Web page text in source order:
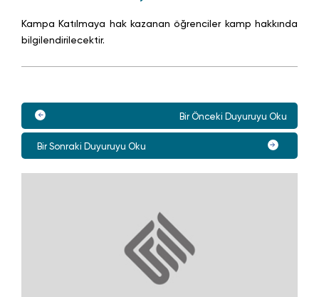
Kampa Katılmaya hak kazanan öğrenciler kamp hakkında
bilgilendirilecektir.
Bir Önceki Duyuruyu Oku
Bir Sonraki Duyuruyu Oku